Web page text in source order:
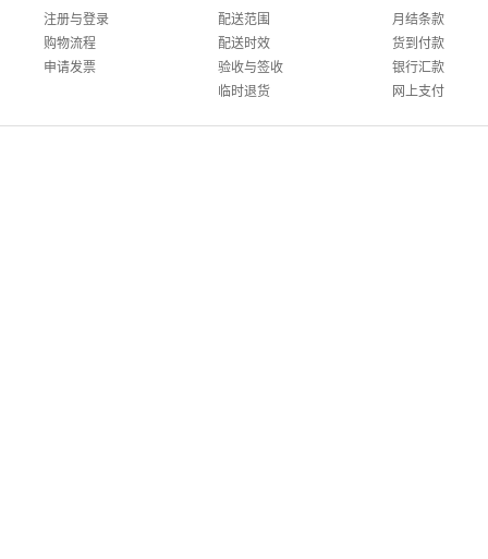
注册与登录
购物流程
申请发票
配送范围
配送时效
验收与签收
临时退货
月结条款
货到付款
银行汇款
网上支付